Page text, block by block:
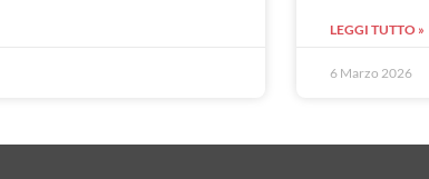
LEGGI TUTTO »
6 Marzo 2026